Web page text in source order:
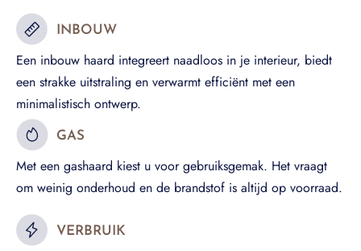
INBOUW
Een inbouw haard integreert naadloos in je interieur, biedt
een strakke uitstraling en verwarmt efficiënt met een
minimalistisch ontwerp.
GAS
Met een gashaard kiest u voor gebruiksgemak. Het vraagt
om weinig onderhoud en de brandstof is altijd op voorraad.
VERBRUIK